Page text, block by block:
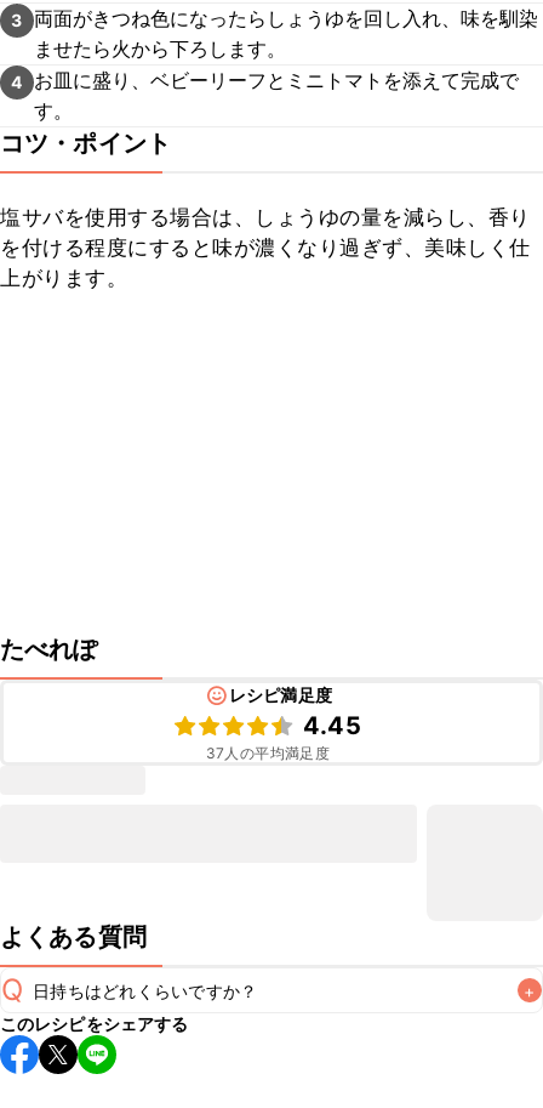
3
両面がきつね色になったらしょうゆを回し入れ、味を馴染
ませたら火から下ろします。
4
お皿に盛り、ベビーリーフとミニトマトを添えて完成で
す。
コツ・ポイント
塩サバを使用する場合は、しょうゆの量を減らし、香り
を付ける程度にすると味が濃くなり過ぎず、美味しく仕
上がります。
たべれぽ
レシピ満足度
4.45
37 人の平均満足度
よくある質問
Q 日持ちはどれくらいですか？ +
保存期間は冷蔵で翌日中が目安です。なるべくお早めにお召
し上がりください。
このレシピをシェアする